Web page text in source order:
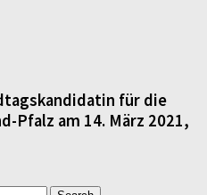
für die
Pfalz am 14. März 2021,